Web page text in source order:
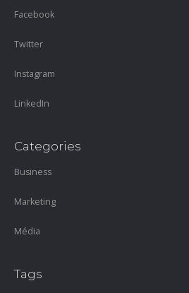
Facebook
Twitter
Instagram
LinkedIn
Categories
Business
Marketing
Média
Tags